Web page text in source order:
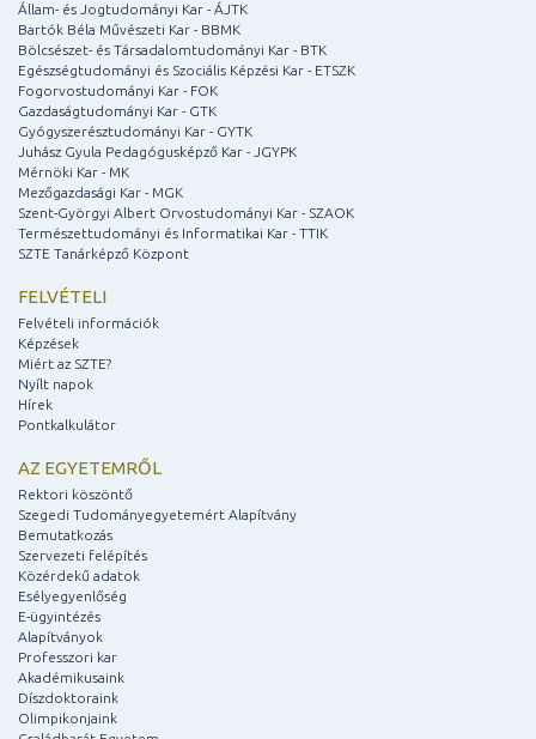
Állam- és Jogtudományi Kar - ÁJTK
Bartók Béla Művészeti Kar - BBMK
Bölcsészet- és Társadalomtudományi Kar - BTK
Egészségtudományi és Szociális Képzési Kar - ETSZK
Fogorvostudományi Kar - FOK
Gazdaságtudományi Kar - GTK
Gyógyszerésztudományi Kar - GYTK
Juhász Gyula Pedagógusképző Kar - JGYPK
Mérnöki Kar - MK
Mezőgazdasági Kar - MGK
Szent-Györgyi Albert Orvostudományi Kar - SZAOK
Természettudományi és Informatikai Kar - TTIK
SZTE Tanárképző Központ
FELVÉTELI
Felvételi információk
Képzések
Miért az SZTE?
Nyílt napok
Hírek
Pontkalkulátor
AZ EGYETEMRŐL
Rektori köszöntő
Szegedi Tudományegyetemért Alapítvány
Bemutatkozás
Szervezeti felépítés
Közérdekű adatok
Esélyegyenlőség
E-ügyintézés
Alapítványok
Professzori kar
Akadémikusaink
Díszdoktoraink
Olimpikonjaink